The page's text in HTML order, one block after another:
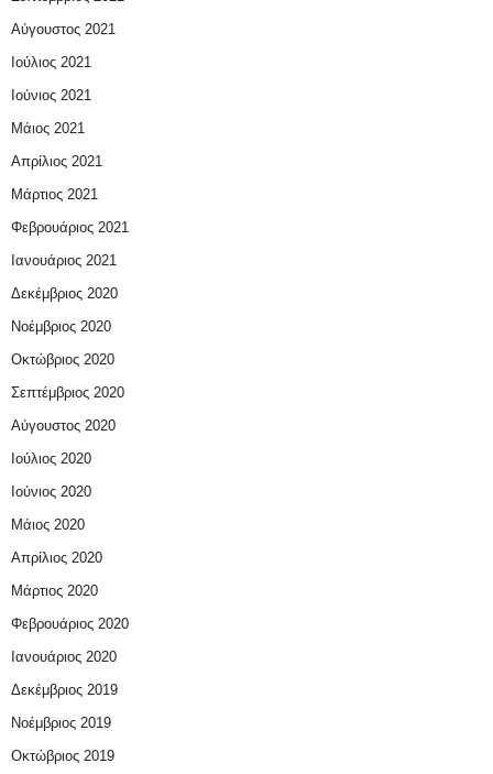
Αύγουστος 2021
Ιούλιος 2021
Ιούνιος 2021
Μάιος 2021
Απρίλιος 2021
Μάρτιος 2021
Φεβρουάριος 2021
Ιανουάριος 2021
Δεκέμβριος 2020
Νοέμβριος 2020
Οκτώβριος 2020
Σεπτέμβριος 2020
Αύγουστος 2020
Ιούλιος 2020
Ιούνιος 2020
Μάιος 2020
Απρίλιος 2020
Μάρτιος 2020
Φεβρουάριος 2020
Ιανουάριος 2020
Δεκέμβριος 2019
Νοέμβριος 2019
Οκτώβριος 2019